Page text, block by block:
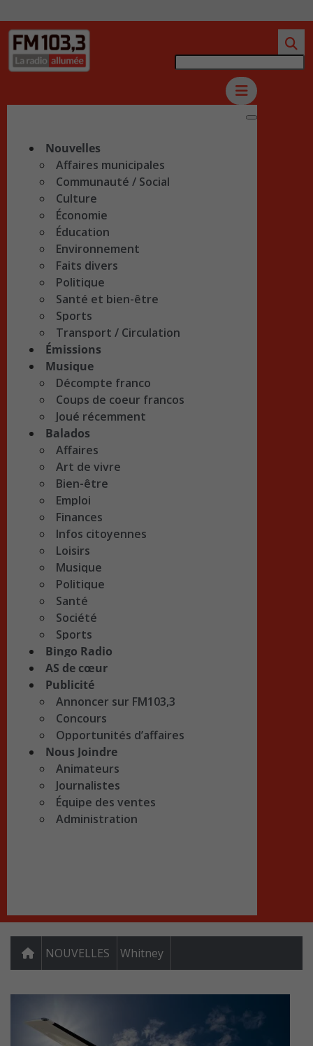
Nouvelles
Affaires municipales
Communauté / Social
Culture
Économie
Éducation
Environnement
Faits divers
Politique
Santé et bien-être
Sports
Transport / Circulation
Émissions
Musique
Décompte franco
Coups de coeur francos
Joué récemment
Balados
Affaires
Art de vivre
Bien-être
Emploi
Finances
Infos citoyennes
Loisirs
Musique
Politique
Santé
Société
Sports
Bingo Radio
AS de cœur
Publicité
Annoncer sur FM103,3
Concours
Opportunités d’affaires
Nous Joindre
Animateurs
Journalistes
Équipe des ventes
Administration
NOUVELLES Whitney